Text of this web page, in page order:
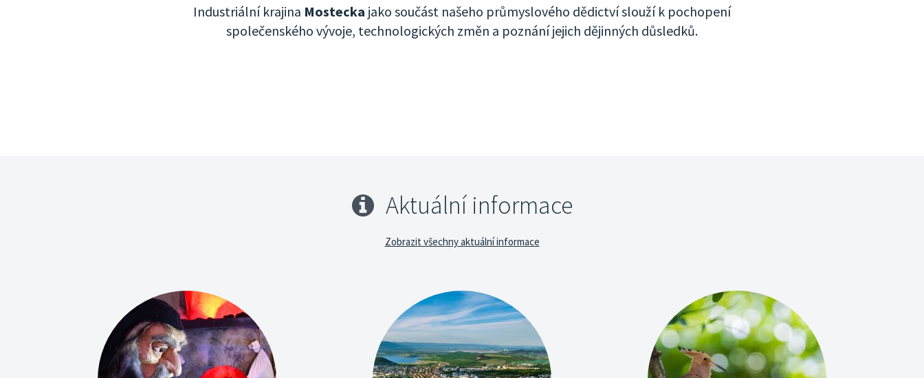
Industriální krajina Mostecka jako součást našeho průmyslového dědictví slouží k pochopení
společenského vývoje, technologických změn a poznání jejich dějinných důsledků.
Aktuální informace
Zobrazit všechny aktuální informace